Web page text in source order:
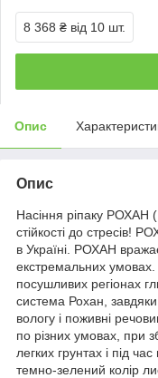
8 368 ₴ від 10 шт.
Опис
Опис
Насіння ріпаку
стійкості до стресів!
в Україні. РОХАН
екстремальних умовах.
посушливих регіонах
система Рохан,
вологу і поживні
по різних умовах, при
легких грунтах і під
темно-зелений колір